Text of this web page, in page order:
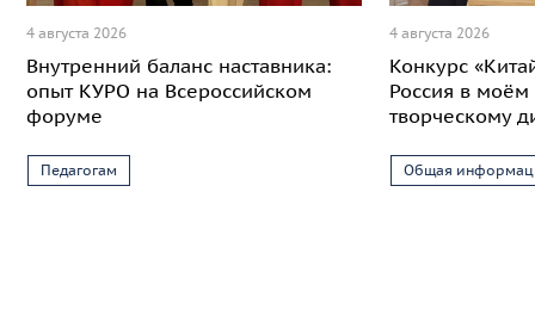
4 августа 2026
Внутренний баланс наставника:
опыт КУРО на Всероссийском
форуме
Педагогам
4 августа 2026
Конкурс
Россия в моём
творческому
Общая